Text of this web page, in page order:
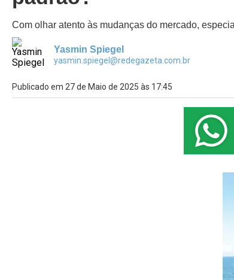
Com olhar atento às mudanças do mercado,
Yasmin Spiegel
yasmin.spiegel@redegazeta.com.br
Publicado em 27 de Maio de 2025 às 17:45